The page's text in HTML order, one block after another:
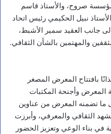
صروح، والأستاذ قاسم
نبيل الحكيمي رئيس اتحاد
إلى جانب العقيد سمير الأشبط،
والمهتمين بالشأن الثقافي.
بافتتاح المعرض المصغر
المعرض وأجنحة المكتبات
ما تضمنه المعرض من عناوين
الثقافي والمعرفي، وأبرزت
في بناء الوعي وتعزيز الحضور